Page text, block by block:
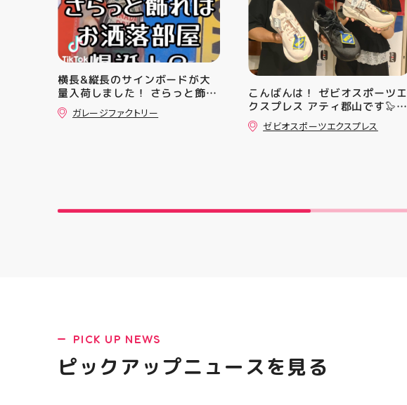
横長&縦長のサインボードが大
量入荷しました！ さらっと飾れ
ばあっという間にお洒落空間爆
誕️‍️‍️‍ ナンバープレートやブリキ看
ガレージファクトリー
こんばんは！ ゼビオスポーツエ
クスプレス アティ郡山です🦭
・ ★本日のラジオ★は アシッ
クスからランニングシューズ
☆ASICSGRIPを前足部に追加
ニングシューズの最新作になり
ます！ ・ 気になる方は是非、
ゼビオスポーツエクスプレス
PICK UP NEWS
ピックアップニュースを見る